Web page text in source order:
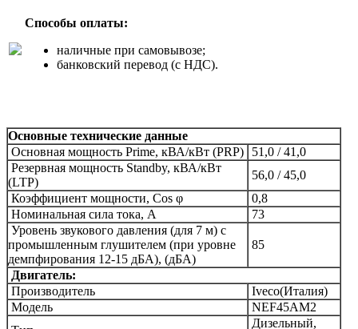
Способы оплаты:
наличные при самовывозе;
банковский перевод (с НДС).
Основные технические данные
Основная мощность Prime, кВА/кВт (PRP)
51,0 / 41,0
Резервная мощность Standby, кВА/кВт
(LTP)
56,0 / 45,0
Коэффициент мощности, Сos φ
0,8
Номинальная сила тока, А
73
Уровень звукового давления (для 7 м) c
промышленным глушителем (при уровне
демпфирования 12-15 дБА), (дБА)
85
Двигатель:
Производитель
Iveco(Италия)
Модель
NEF45АМ2
Дизельный,